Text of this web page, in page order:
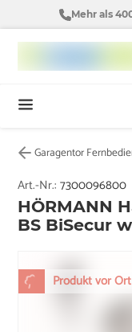
Mehr als
Garagentor
Produkt vor
Art.-Nr.:7300096800
HÖRMANN
BS BiSecur